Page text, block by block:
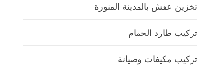
تخزين عفش بالمدينة المنورة
تركيب طارد الحمام
تركيب مكيفات وصيانة